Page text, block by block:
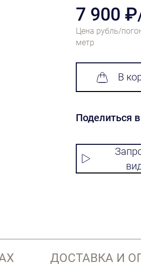
7 900
Цена рубль/
метр
В
Поделиться
ДОСТАВКА И